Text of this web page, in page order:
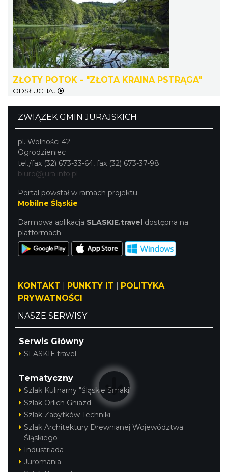
Kalendarium Wydarzeń Jurajskich 2026
2026-03-04
26.26 km
AEROPIKNIK - BALONIADA na Zamku
Ogrodzieniec
Podzamcze
26.26 km
Pokazy walk rycerskich przy Zamku
Ogrodzieniec
Podzamcze
DISCO-OGRO FESTIWAL przy Zamku
Ogrodzieniec
Podzamcze
26.26 km
ZŁOTY POTOK - "ZŁOTA KRAINA PSTRĄGA"
ODSŁUCHAJ
ZWIĄZEK GMIN JURAJSKICH
pl. Wolności 42
Ogrodzieniec
tel./fax (32) 673-33-64, fax (32) 673-37-98
biuro@jura.info.pl
Portal powstał w ramach projektu
Mobilne Śląskie
Darmowa aplikacja SLASKIE.travel dostępna na
platformach
KONTAKT PUNKTY IT
POLITYKA
PRYWATNOŚCI
NASZE SERWISY
Serwis Główny
SLASKIE.travel
Tematyczny
Szlak Kulinarny "Śląskie Smaki"
Szlak Orlich Gniazd
Szlak Zabytków Techniki
Szlak Architektury Drewnianej Województwa
Śląskiego
Industriada
Juromania